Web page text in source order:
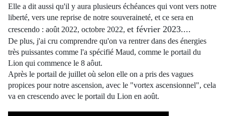
Elle a dit aussi qu'il y aura plusieurs échéances qui vont vers notre
liberté, vers une reprise de notre souveraineté, et ce sera en
crescendo : août 2022, octobre 2022, et février 2023....
De plus, j'ai cru comprendre qu'on va rentrer dans des énergies
très puissantes comme l'a spécifié Maud, comme le portail du
Lion qui commence le 8 aôut.
Après le portail de juillet où selon elle on a pris des vagues
propices pour notre ascension, avec le "vortex ascensionnel", cela
va en crescendo avec le portail du Lion en août.